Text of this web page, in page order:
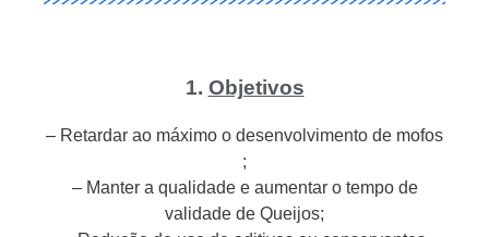
1. Objetivos
– Retardar ao máximo o desenvolvimento de mofos
;
– Manter a qualidade e aumentar o tempo de
validade de Queijos;